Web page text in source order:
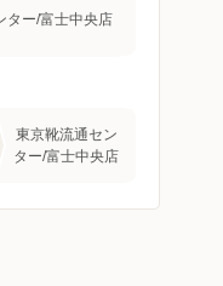
ター/富士中央店
東京靴流通セン
ター/富士中央店